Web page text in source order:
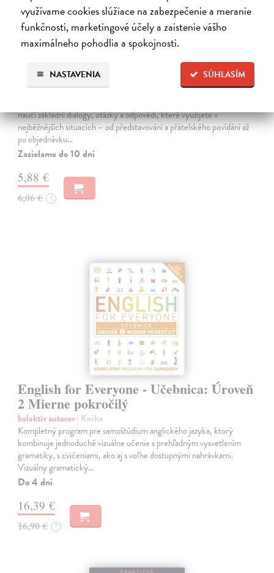
využívame cookies slúžiace na zabezpečenie a meranie
funkčnosti, marketingové účely a zaistenie vášho
maximálneho pohodlia a spokojnosti.
SÚHLASÍM
NASTAVENIA
Základní anglické dialogy
Tascas Zuzana| Kniha
naučí základní dialogy, otázky a odpovědi, které využijete v
nejběžnějších situacích – od představování a přátelského povídání až
po objednávku…
Zasielame do 10 dní
5,88 €
6,06 € ?
English for Everyone - Učebnica: Úroveň
2 Mierne pokročilý
kolektív autorov| Kniha
Kompletný program pre samoštúdium anglického jazyka, ktorý
kombinuje jednoduché vizuálne učenie s prehľadným vysvetlením
gramatiky, s cvičeniami, ako aj s voľne dostupnými nahrávkami.
Vizuálny gramatický…
Do 4 dní
16,39 €
16,90 € ?